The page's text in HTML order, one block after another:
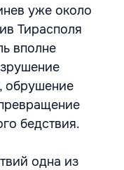
уже около
Тирасполя
вполне
обрушение
бедствия.
одна из